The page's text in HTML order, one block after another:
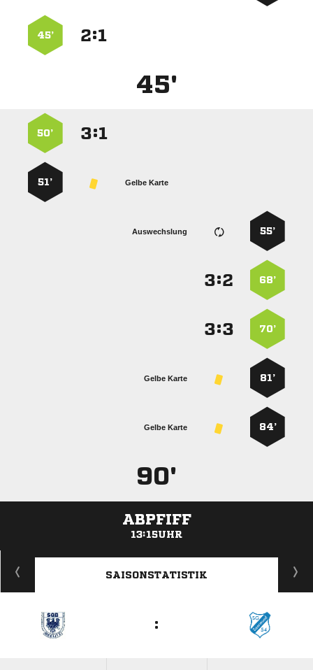
:
45’
45'
:
50’
Gelbe Karte
51’
55’
Auswechslung
68’
:
70’
:
81’
Gelbe Karte
84’
Gelbe Karte
90'
ABPFIFF
13:15UHR
ANZEIGE
SAISONSTATISTIK
: